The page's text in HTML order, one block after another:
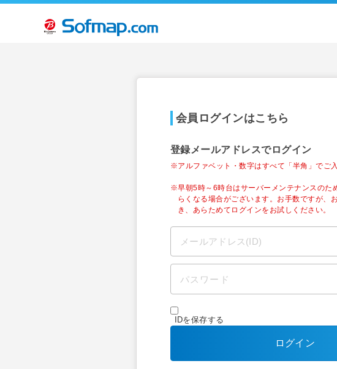
会員ログインはこちら
登録メールアドレスでログイン
※アルファベット・数字はすべて「半角」でご入
※早朝5時～6時台はサーバーメンテナンスのた
らくなる場合がございます。お手数ですが、
き、あらためてログインをお試しください。
IDを保存する
ログイン